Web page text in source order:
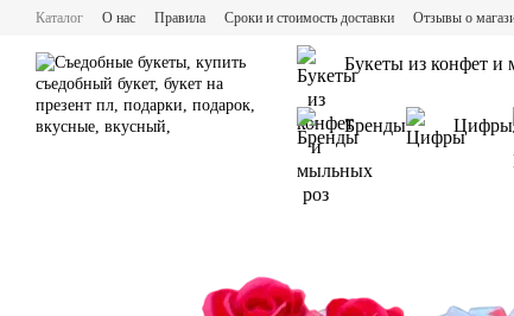
Перейти к основному контенту
Каталог О нас Правила Сроки и стоимость доставки Отзывы о
Букеты из конфет и
Бренды Цифры